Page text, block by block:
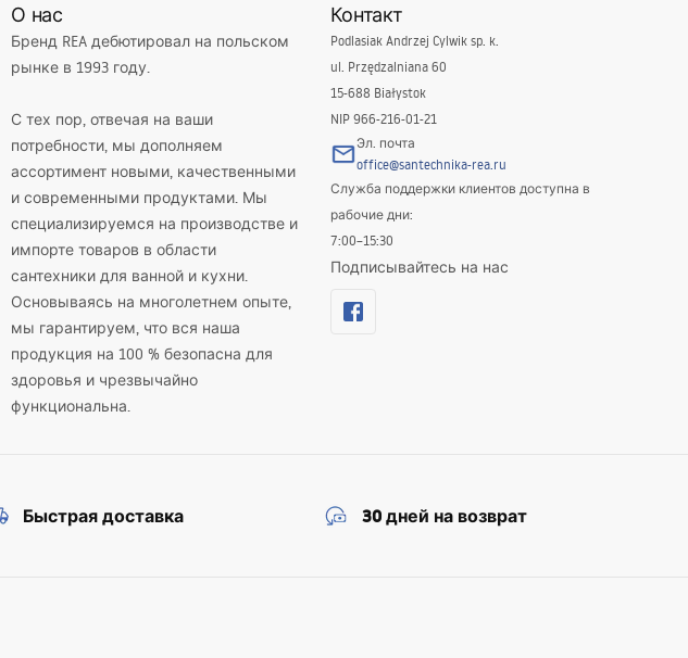
О нас
Бренд REA дебютировал на польском
рынке в 1993 году.
С тех пор, отвечая на ваши
потребности, мы дополняем
ассортимент новыми, качественными
и современными продуктами. Мы
специализируемся на производстве и
импорте товаров в области
сантехники для ванной и кухни.
Основываясь на многолетнем опыте,
мы гарантируем, что вся наша
продукция на 100 % безопасна для
здоровья и чрезвычайно
функциональна.
Контакт
Podlasiak Andrzej Cylwik sp. k.
ul. Przędzalniana 60
15-688 Białystok
NIP 966-216-01-21
Эл. почта
office@santechnika-rea.ru
Служба поддержки клиентов доступна в
рабочие дни:
7:00–15:30
Подписывайтесь на нас
Быстрая доставка 30 дней на возврат